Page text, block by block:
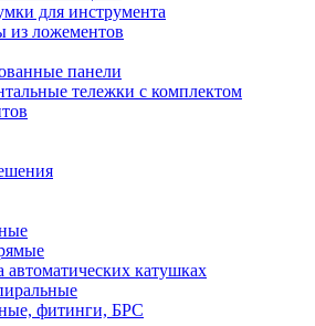
для инструмента
из ложементов
панели
тележки с комплектом
катушках
фитинги, БРС